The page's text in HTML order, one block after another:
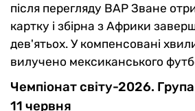
після перегляду ВАР Зване
картку і збірна з Африки
дев'ятьох. У компенсовані
вилучено мексиканського
Чемпіонат світу-2026.
11 червня